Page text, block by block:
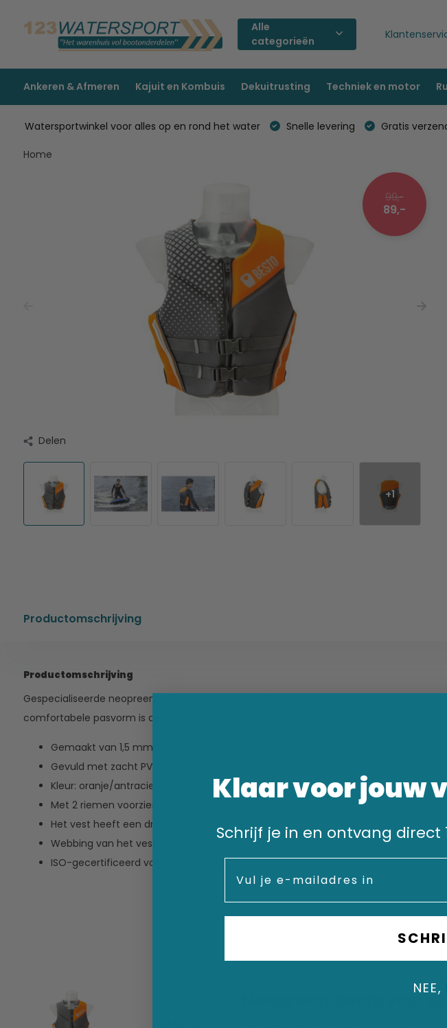
Alle
categorieën
Ankeren & Afmeren Kajuit en Kombuis Dekuitrusting Techniek en motor
Watersportwinkel voor alles op en rond het water Snelle levering Gratis
Home
99,-
89,-
Delen
+1
Productomschrijving
Productomschrijving
Gespecialiseerde neopreen drijfhulp van het merk Besto. Door de flexibele en
comfortabele pasvorm is deze ideaal geschikt voor op jetski's en wakeboards.
Gemaakt van 1,5 mm comfortabele neopreen stof
Gevuld met zacht PVC schuim
Kleur: oranje/antraciet
Met 2 riemen voorzien van stevige nexus gespen
Het vest heeft een drainagesysteem
Webbing van het vest is weggewerkt in de voering
ISO-gecertificeerd volgens ISO 12402-5
Neopreen zwemvest
Klaar voor jouw
Schrijf je in en ontvang direct